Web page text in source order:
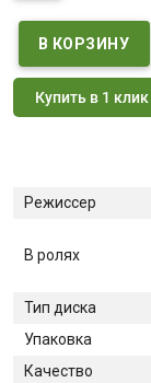
Купить в 1 клик
Режиссер
В ролях
Тип диска
Упаковка
Качество